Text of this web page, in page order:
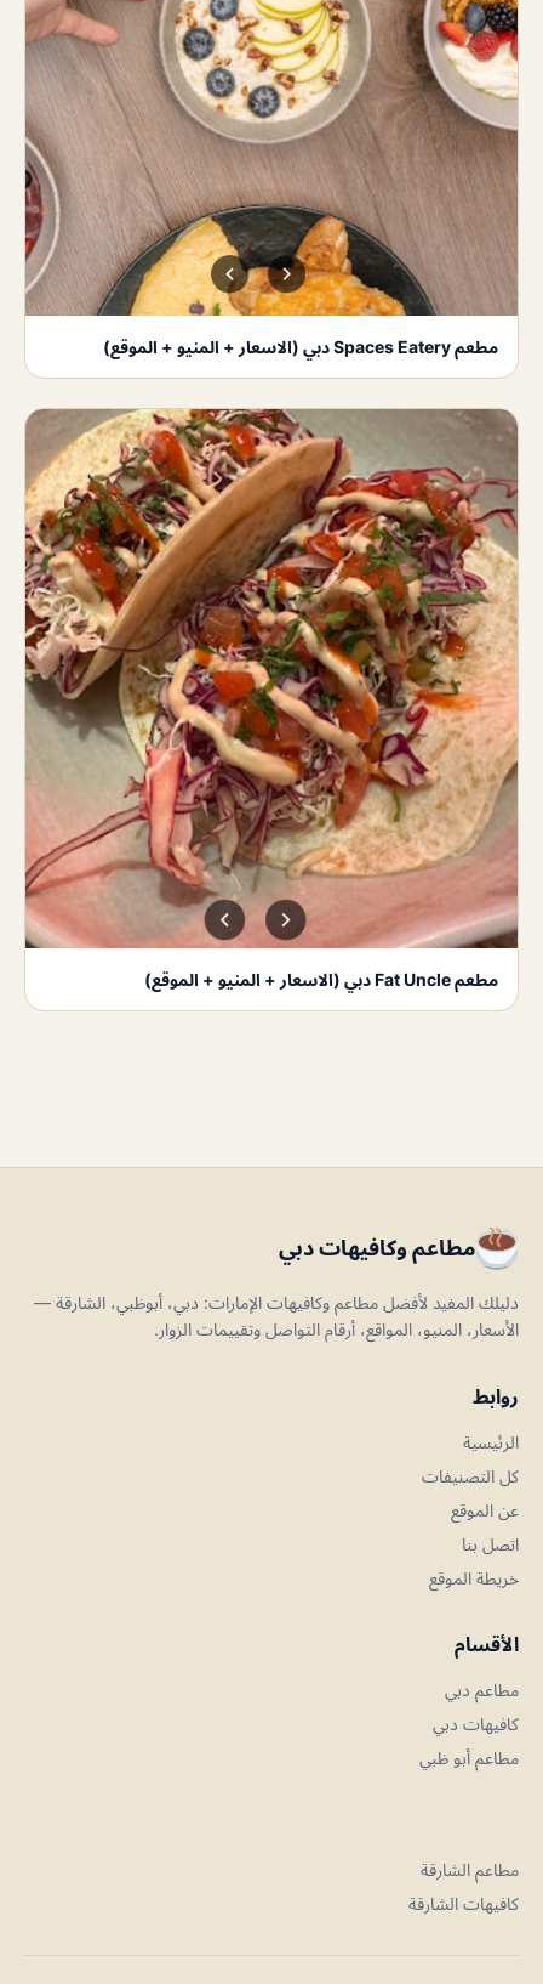
مطعم Spaces Eatery دبي (الاسعار + المنيو + الموقع)
مطعم Fat Uncle دبي (الاسعار + المنيو + الموقع)
مطاعم وكافيهات دبي
دليلك المفيد لأفضل مطاعم وكافيهات الإمارات: دبي، أبوظبي، الشارقة —
الأسعار، المنيو، المواقع، أرقام التواصل وتقييمات الزوار.
روابط
الرئيسية
كل التصنيفات
عن الموقع
اتصل بنا
خريطة الموقع
الأقسام
مطاعم دبي
كافيهات دبي
مطاعم أبو ظبي
مطاعم الشارقة
كافيهات الشارقة